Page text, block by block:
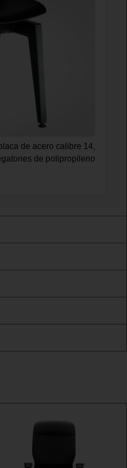
de acero calibre 14,
de polipropileno